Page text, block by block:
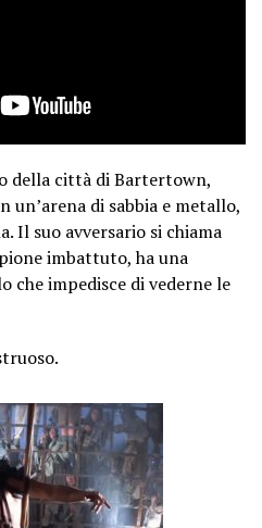
della città di Bartertown,
di sabbia e metallo,
Il suo avversario si chiama
imbattuto, ha una
che impedisce di vederne le